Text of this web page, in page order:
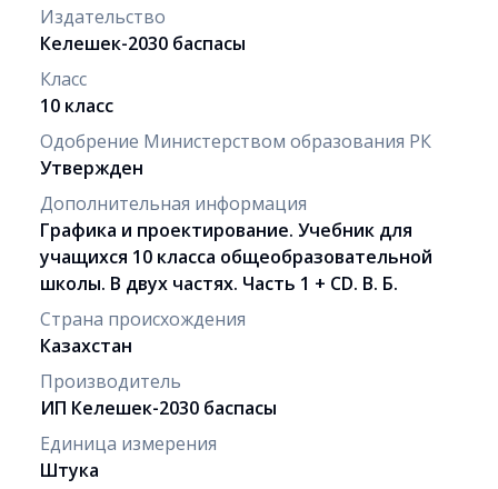
Издательство
Келешек-2030 баспасы
Класс
10 класс
Одобрение Министерством образования РК
Утвержден
Дополнительная информация
Графика и проектирование. Учебник для
учащихся 10 класса общеобразовательной
школы. В двух частях. Часть 1 + CD. В. Б.
Страна происхождения
Казахстан
Производитель
ИП Келешек-2030 баспасы
Единица измерения
Штука